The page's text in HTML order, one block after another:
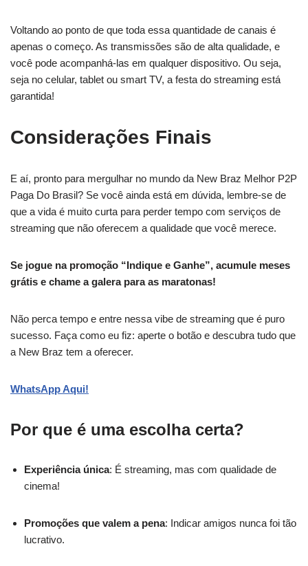
Voltando ao ponto de que toda essa quantidade de canais é
apenas o começo. As transmissões são de alta qualidade, e
você pode acompanhá-las em qualquer dispositivo. Ou seja,
seja no celular, tablet ou smart TV, a festa do streaming está
garantida!
Considerações Finais
E aí, pronto para mergulhar no mundo da New Braz Melhor P2P
Paga Do Brasil? Se você ainda está em dúvida, lembre-se de
que a vida é muito curta para perder tempo com serviços de
streaming que não oferecem a qualidade que você merece.
Se jogue na promoção “Indique e Ganhe”, acumule meses
grátis e chame a galera para as maratonas!
Não perca tempo e entre nessa vibe de streaming que é puro
sucesso. Faça como eu fiz: aperte o botão e descubra tudo que
a New Braz tem a oferecer.
WhatsApp Aqui!
Por que é uma escolha certa?
Experiência única: É streaming, mas com qualidade de
cinema!
Promoções que valem a pena: Indicar amigos nunca foi tão
lucrativo.